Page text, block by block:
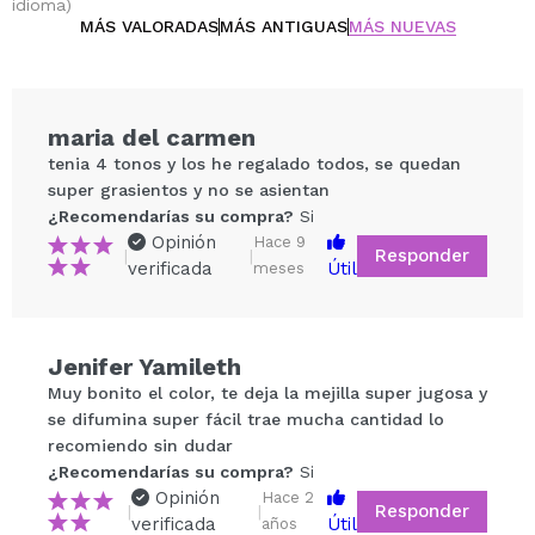
idioma)
MÁS VALORADASMÁS ANTIGUASMÁS NUEVAS
Compartir un vídeo o una foto
Tu vídeo podría ser el primero. Imagínatelo...
¿Recomendarías su compra?
5/5
maria del carmen
tenia 4 tonos y los he regalado todos, se quedan
super grasientos y no se asientan
¿Recomendarías su compra? Si
|
Opinión
verificada
|
Hace 9
meses
Útil
Responder
Jenifer Yamileth
Muy bonito el color, te deja la mejilla super jugosa y
se difumina super fácil trae mucha cantidad lo
recomiendo sin dudar
¿Recomendarías su compra? Si
|
Opinión
verificada
|
Hace 2
años
Útil
Responder